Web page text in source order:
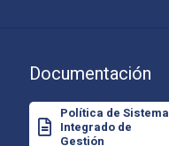
Documentación
Política de Sistema
Integrado de
Gestión